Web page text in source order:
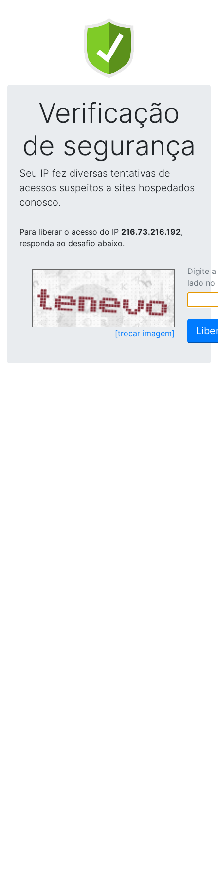
Verificação
de segurança
Seu IP fez diversas tentativas de
acessos suspeitos a sites hospedados
conosco.
Para liberar o acesso do IP 216.73.216.192,
responda ao desafio abaixo.
[trocar imagem]
Digite
lado no